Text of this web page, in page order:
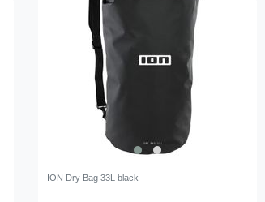
ION Dry Bag 33L black